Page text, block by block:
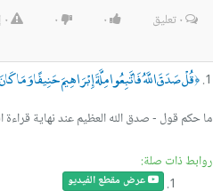
٠تعليق ٠ ٠ ٠
﴿قُلْ صَدَقَ اللَّهُ فَاتَّبِعُوا مِلَّةَ إِبْرَاهِيمَ حَنِيفًا وَمَا
ما حكم قول - صدق الله العظيم عند نهاية قراءة
روابط ذات صلة:
عرض مقطع الفيديو